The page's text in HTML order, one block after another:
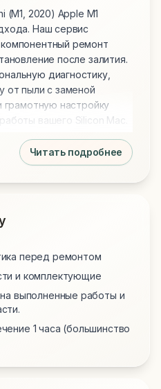
(M1, 2020) Apple M1
Наш сервис
ремонт
после залития.
диагностику,
от пыли с заменой
настройку
вашего Silicon Mac.
Читать подробнее
перед ремонтом
и комплектующие
выполненные работы и
1 часа (большинство